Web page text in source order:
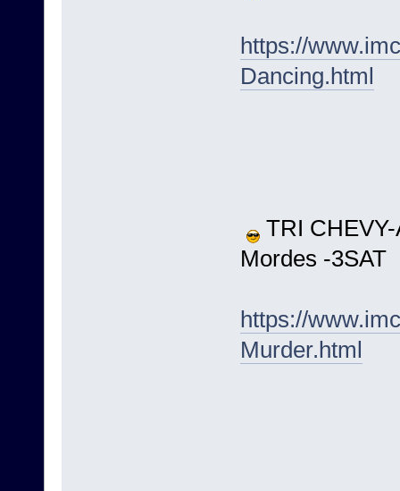
https://
Dancing.html
TRI CHEVY-
Mordes -3SAT
https://
Murder.html